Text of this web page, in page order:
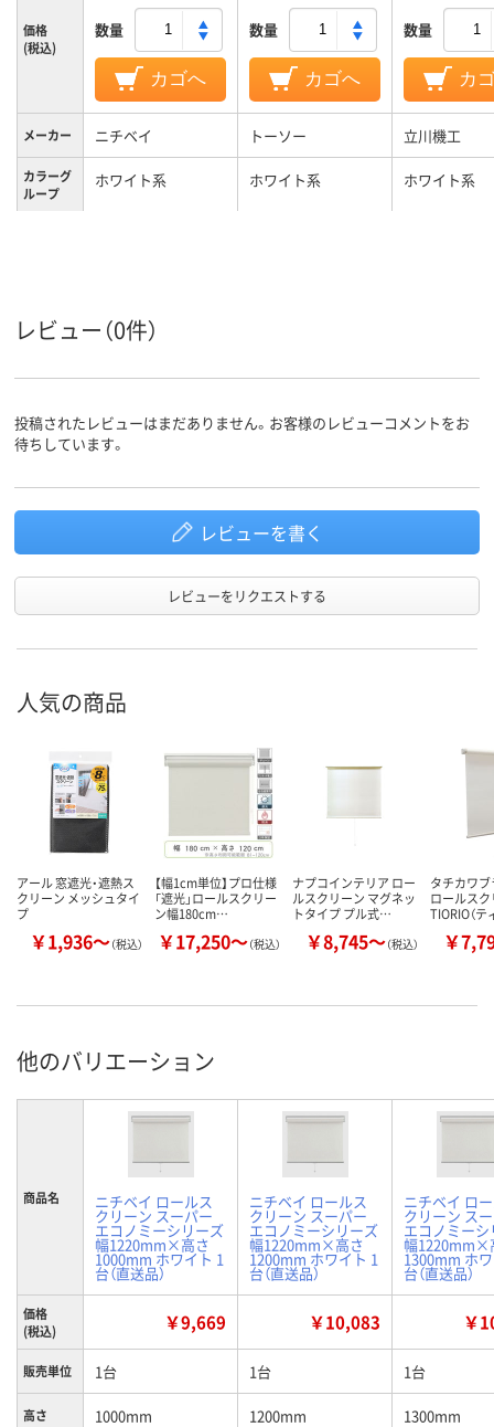
価格
(税込)
数量
カゴへ
数量
カゴへ
数量
カ
メーカー ニチベイ トーソー 立川機工
カラーグ
ループ
ホワイト系 ホワイト系 ホワイト系
レビュー（0件）
投稿されたレビューはまだありません。お客様のレビューコメントをお
待ちしています。
レビューを書く
レビューをリクエストする
人気の商品
アール 窓遮光・遮熱ス
クリーン メッシュタイ
プ
￥1,936～（税込）
【幅1cm単位】プロ仕様
「遮光」ロールスクリー
ン幅180cm…
￥17,250～（税込）
ナプコインテリア ロー
ルスクリーン マグネッ
トタイプ プル式…
￥8,745～（税込）
タチカワ
ロールス
TIORIO（
￥
他のバリエーション
商品名 ニチベイ ロールス
クリーン スーパー
エコノミーシリーズ
幅1220mm×高さ
1000mm ホワイト 1
台（直送品）
ニチベイ ロールス
クリーン スーパー
エコノミーシリーズ
幅1220mm×高さ
1200mm ホワイト 1
台（直送品）
ニチベイ ロ
クリーン ス
エコノミー
幅1220mm×
1300mm ホ
台（直送品）
価格
(税込)
￥9,669 ￥10,083 ￥
販売単位 1台 1台 1台
高さ 1000mm 1200mm 1300mm